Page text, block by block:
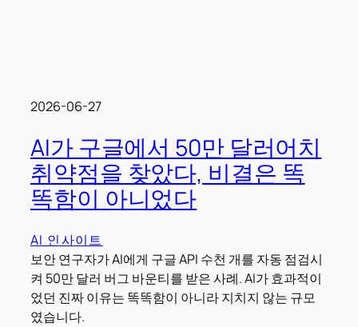
2026-06-27
AI가 구글에서 50만 달러어치
취약점을 찾았다, 비결은 똑
똑함이 아니었다
AI 인사이트
보안 연구자가 AI에게 구글 API 수천 개를 자동 점검시
켜 50만 달러 버그 바운티를 받은 사례. AI가 효과적이
었던 진짜 이유는 똑똑함이 아니라 지치지 않는 규모
였습니다.